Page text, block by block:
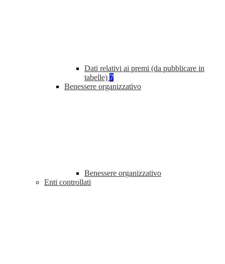
Dati relativi ai premi (da pubblicare in
tabelle) 7
Benessere organizzativo
Benessere organizzativo
Enti controllati